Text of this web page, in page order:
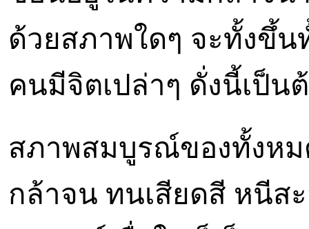
ด้วยสภาพใดๆ จะทั้งขึ้น
คนมีจิตเปล่าๆ ดั่งนี้เป็น
สภาพสมบูรณ์ของทั้งหม
กล้าจน ทนเสียดสี หนีส